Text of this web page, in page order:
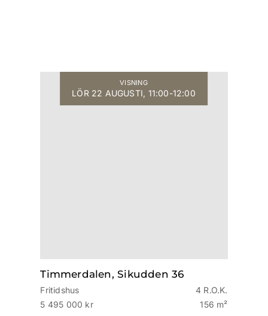
VISNING
LÖR 22 AUGUSTI, 11:00-12:00
Timmerdalen, Sikudden 36
Fritidshus
4 R.O.K.
5 495 000 kr
156 m²